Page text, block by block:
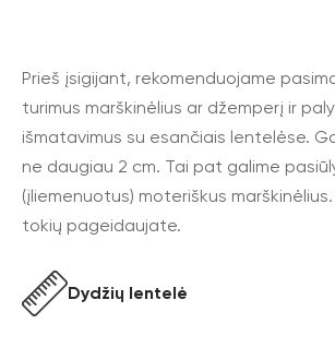
Prieš įsigijant, rekomenduojame
turimus marškinėlius ar džemperį ir
išmatavimus su esančiais lentelėse.
ne daugiau 2 cm. Tai pat galime
(įliemenuotus) moteriškus
tokių pageidaujate.
Dydžių lentelė